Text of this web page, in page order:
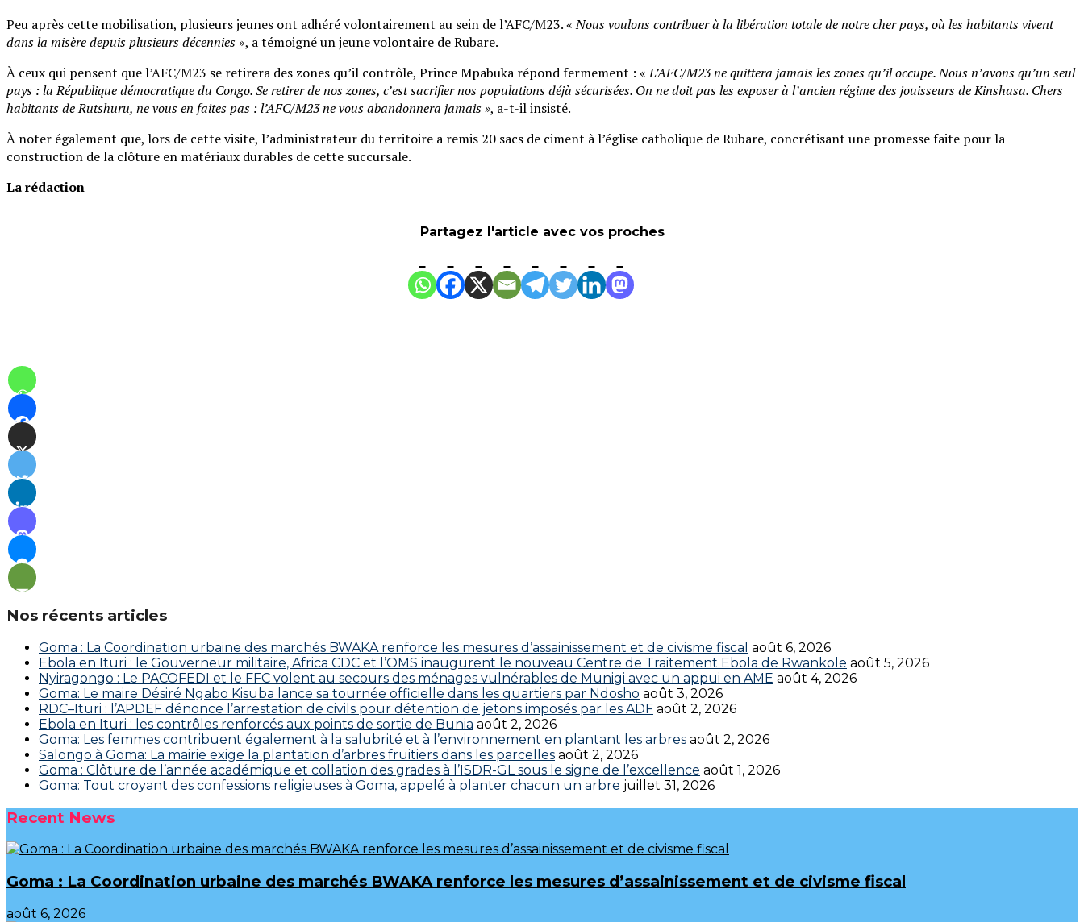
Peu après cette mobilisation, plusieurs jeunes ont adhéré volontairement au sein de l’AFC/M23. «Nous voulons contribuer à la libération totale de notre cher pays, où les habitants vivent
dans la misère depuis plusieurs décennies », a témoigné un jeune volontaire de Rubare.
À ceux qui pensent que l’AFC/M23 se retirera des zones qu’il contrôle, Prince Mpabuka répond fermement : «L’AFC/M23 ne quittera jamais les zones qu’il occupe. Nous n’avons qu’un seul
pays : la République démocratique du Congo. Se retirer de nos zones, c’est sacrifier nos populations déjà sécurisées. On ne doit pas les exposer à l’ancien régime des jouisseurs de Kinshasa. Chers
habitants de Rutshuru, ne vous en faites pas : l’AFC/M23 ne vous abandonnera jamais », a-t-il insisté.
À noter également que, lors de cette visite, l’administrateur du territoire a remis 20 sacs de ciment à l’église catholique de Rubare, concrétisant une promesse faite pour la
construction de la clôture en matériaux durables de cette succursale.
La rédaction
Partagez l'article avec vos proches
Nos récents articles
Goma : La Coordination urbaine des marchés BWAKA renforce les mesures d’assainissement et de civisme fiscal août 6, 2026
Ebola en Ituri : le Gouverneur militaire, Africa CDC et l’OMS inaugurent le nouveau Centre de Traitement Ebola de Rwankole août 5, 2026
‎Nyiragongo : Le PACOFEDI et le FFC volent au secours des ménages vulnérables de Munigi avec un appui en AME‎‎ août 4, 2026
Goma: Le maire Désiré Ngabo Kisuba lance sa tournée officielle dans les quartiers par Ndosho août 3, 2026
RDC–Ituri : l’APDEF dénonce l’arrestation de civils pour détention de jetons imposés par les ADF août 2, 2026
Ebola en Ituri : les contrôles renforcés aux points de sortie de Bunia août 2, 2026
Goma: Les femmes contribuent également à la salubrité et à l’environnement en plantant les arbres août 2, 2026
Salongo à Goma: La mairie exige la plantation d’arbres fruitiers dans les parcelles août 2, 2026
Goma : Clôture de l’année académique et collation des grades à l’ISDR-GL sous le signe de l’excellence août 1, 2026
Goma: Tout croyant des confessions religieuses à Goma, appelé à planter chacun un arbre juillet 31, 2026
Recent News
Goma : La Coordination urbaine des marchés BWAKA renforce les mesures d’assainissement et de civisme fiscal
août 6, 2026